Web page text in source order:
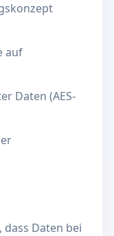
auf
Daten (AES-
Daten bei